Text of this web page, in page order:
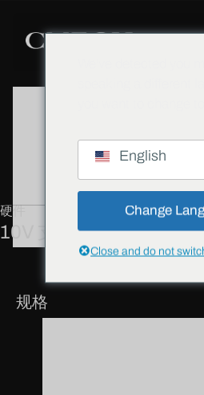
硬件
10V 支架
规格
English
Change
Close and do not